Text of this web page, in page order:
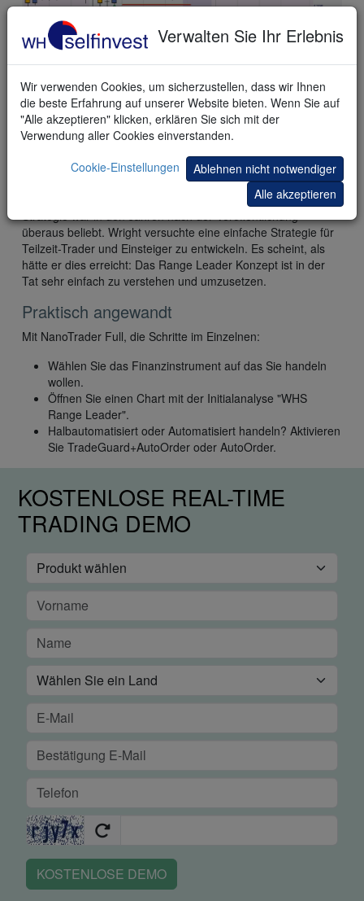
DiesesBeispielzeigt eine Long Position, die nach dem
Auftreten eines Bullishen Range Leaders eingenommen
wurde. Weder Stop noch Target wurden erreicht, also wurde
die Position zum Marktschluss glattgestellt.
Die Range Leader Strategie wurde von Charlie F. Wright in
seinem Buch 'Trading as a Business' vorgestellt. Diese
Strategie war in den Jahren nach der Veröffentlichung
überaus beliebt. Wright versuchte eine einfache Strategie für
Teilzeit-Trader und Einsteiger zu entwickeln. Es scheint, als
hätte er dies erreicht: Das Range Leader Konzept ist in der
Tat sehr einfach zu verstehen und umzusetzen.
Praktisch angewandt
Mit NanoTrader Full, die Schritte im Einzelnen:
Wählen Sie das Finanzinstrument auf das Sie handeln
wollen.
Öffnen Sie einen Chart mit der Initialanalyse "WHS
Range Leader".
Halbautomatisiert oder Automatisiert handeln? Aktivieren
Sie TradeGuard+AutoOrder oder AutoOrder.
Verwalten Sie Ihr Erlebnis
Wir verwenden Cookies, um sicherzustellen, dass wir Ihnen
die beste Erfahrung auf unserer Website bieten. Wenn Sie auf
"Alle akzeptieren" klicken, erklären Sie sich mit der
Verwendung aller Cookies einverstanden.
Cookie-Einstellungen
Ablehnen nicht notwendiger
Alle akzeptieren
KOSTENLOSE REAL-TIME
TRADING DEMO
KOSTENLOSE DEMO